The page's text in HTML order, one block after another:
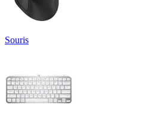
Souris